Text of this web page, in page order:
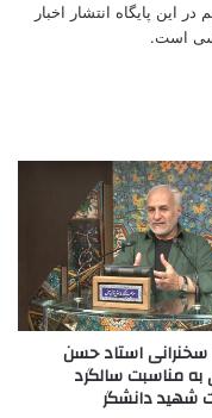
این پایگاه انتشار اخبار
است.
سخنرانی استاد حسن
مناسبت سالگرد
شهید دانشگر